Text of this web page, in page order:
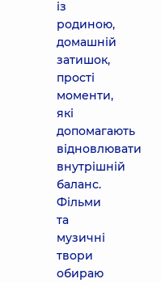
із
родиною,
домашній
затишок,
прості
моменти,
які
допомагають
відновлювати
внутрішній
баланс.
Фільми
та
музичні
твори
обираю